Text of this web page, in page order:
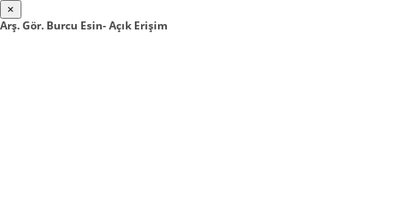
×
Arş. Gör. Burcu Esin- Açık Erişim